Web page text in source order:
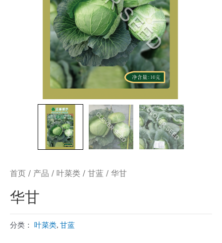
首页 / 产品 / 叶菜类 / 甘蓝 / 华甘
华甘
分类： 叶菜类, 甘蓝